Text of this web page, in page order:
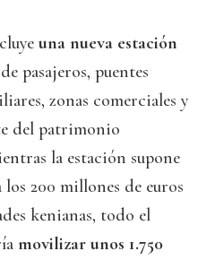
una nueva estación
pasajeros, puentes
zonas comerciales y
del patrimonio
la estación supone
200 millones de euros
kenianas, todo el
movilizar unos 1.750